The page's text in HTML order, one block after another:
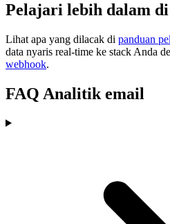
Pelajari lebih dalam
Lihat apa yang dilacak di panduan
data nyaris real-time ke stack Anda
webhook.
FAQ Analitik email